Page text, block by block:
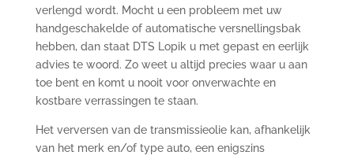
verlengd wordt. Mocht u een probleem met uw
handgeschakelde of automatische versnellingsbak
hebben, dan staat DTS Lopik u met gepast en eerlijk
advies te woord. Zo weet u altijd precies waar u aan
toe bent en komt u nooit voor onverwachte en
kostbare verrassingen te staan.
Het verversen van de transmissieolie kan, afhankelijk
van het merk en/of type auto, een enigszins